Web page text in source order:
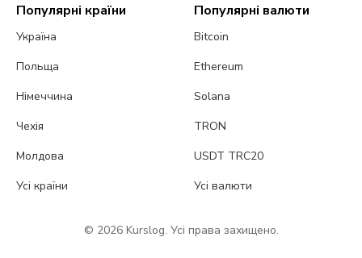
Популярні країни
Україна
Польща
Німеччина
Чехія
Молдова
Усі країни
Популярні валюти
Bitcoin
Ethereum
Solana
TRON
USDT TRC20
Усі валюти
© 2026 Kurslog. Усі права захищено.